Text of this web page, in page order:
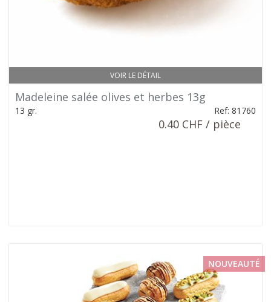
VOIR LE DÉTAIL
Madeleine salée olives et herbes 13g
13 gr. Ref: 81760
0.40 CHF / pièce
NOUVEAUTÉ